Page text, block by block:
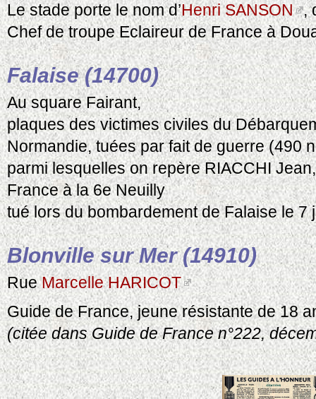
Le stade porte le nom d’Henri SANSON ,
Chef de troupe Eclaireur de France à
Falaise (14700)
Au square Fairant,
plaques des victimes civiles du
Normandie, tuées par fait de guerre (490
parmi lesquelles on repère RIACCHI
France à la 6e Neuilly
tué lors du bombardement de Falaise le 7
Blonville sur Mer (14910)
RueMarcelle HARICOT
Guide de France, jeune résistante de 18
(citée dans Guide de France n°222,